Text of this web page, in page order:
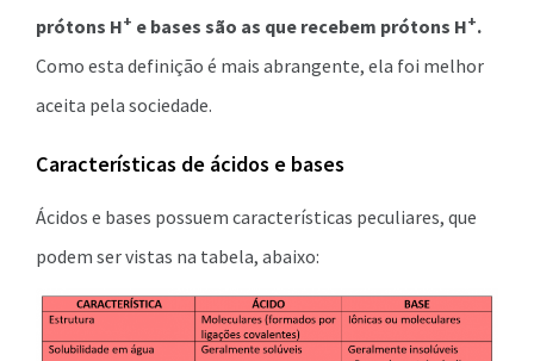
prótons H+ e bases são as que recebem prótons H+.
Como esta definição é mais abrangente, ela foi melhor
aceita pela sociedade.
Características de ácidos e bases
Ácidos e bases possuem características peculiares, que
podem ser vistas na tabela, abaixo: